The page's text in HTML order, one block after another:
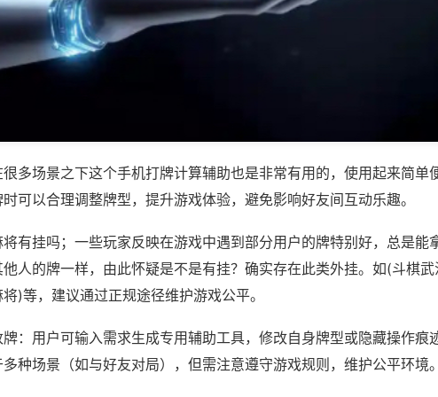
多场景之下这个手机打牌计算辅助也是非常有用的，使用起来简单
可以合理调整牌型，提升游戏体验，避免影响好友间互动乐趣。
有挂吗；一些玩家反映在游戏中遇到部分用户的牌特别好，总是能
人的牌一样，由此怀疑是不是有挂？确实存在此类外挂。如(斗棋
)等，建议通过正规途径维护游戏公平。
牌：用户可输入需求生成专用辅助工具，修改自身牌型或隐藏操作痕
种场景（如与好友对局），但需注意遵守游戏规则，维护公平环境